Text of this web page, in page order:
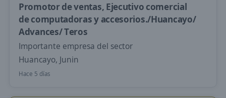
Promotor de ventas, Ejecutivo comercial
de computadoras y accesorios./Huancayo/
Advances/ Teros
Importante empresa del sector
Huancayo, Junin
Hace 5 días